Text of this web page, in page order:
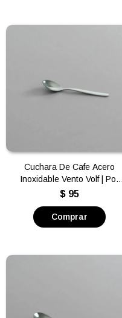
Cuchara De Cafe Acero
Inoxidable Vento Volf | Por
unidad
$ 95